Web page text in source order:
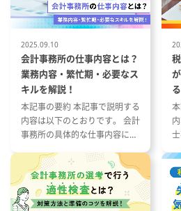
‐執筆など
の年度
ツリ
確化。
断での
効率化
ダッシ
仕組み
トレジ
ローの
納、証憑管理
的に回る体制
2. 決算・税務
・月次決算、
算の取りまと
務関連資料等
・監査法人、
社、出資者等
対応
・会計・税務
者との調整
3. SPC・プロ
2025.09.10
会計事務所の仕事内容とは？
業務内容・繁忙期・必要なス
キルを解説！
本記事の要約 本記事で説明する
内容は以下のとおりです。 会計
事務所の具体的な仕事内容につ
繁忙期について 会計事務所で働
く際に役立つ資格や経験につい
て